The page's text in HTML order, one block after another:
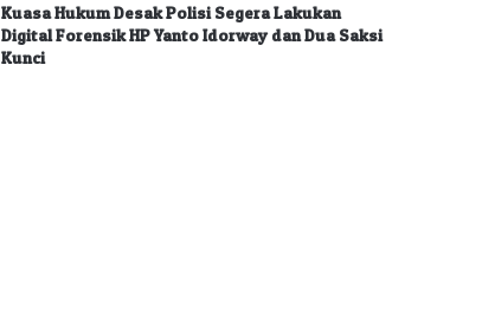
Kuasa Hukum Desak Polisi Segera Lakukan
Digital Forensik HP Yanto Idorway dan Dua Saksi
Kunci